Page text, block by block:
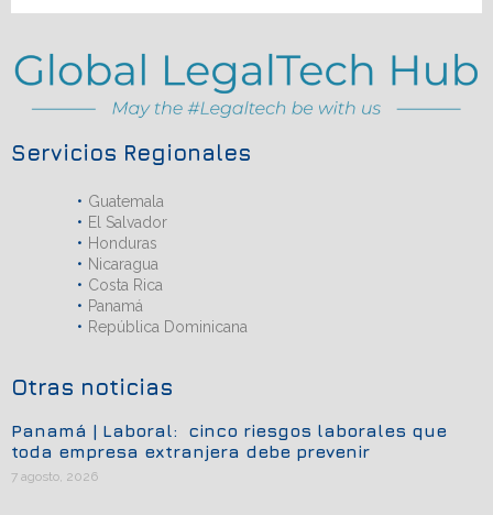
Servicios Regionales
Guatemala
El Salvador
Honduras
Nicaragua
Costa Rica
Panamá
República Dominicana
Otras noticias
Panamá | Laboral: cinco riesgos laborales que
toda empresa extranjera debe prevenir
7 agosto, 2026